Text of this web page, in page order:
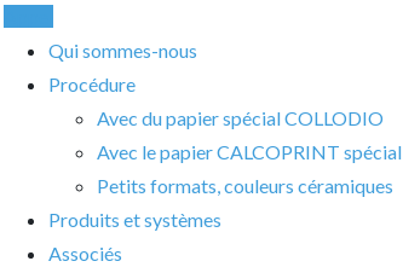
Qui sommes-nous
Procédure
Avec du papier spécial COLLODIO
Avec le papier CALCOPRINT spécial
Petits formats, couleurs céramiques
Produits et systèmes
Associés